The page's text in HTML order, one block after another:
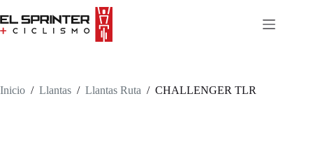
to
content
Inicio / Llantas / Llantas Ruta / CHALLENGER TLR